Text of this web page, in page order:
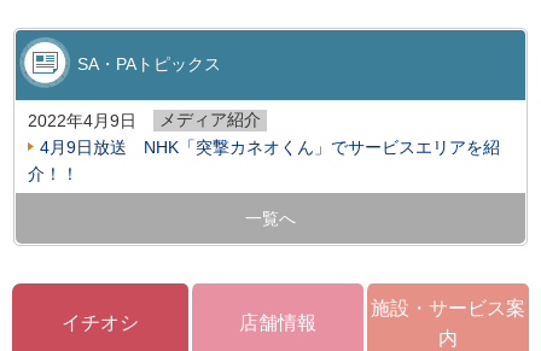
SA・PAトピックス
2022年4月9日
メディア紹介
4月9日放送 NHK「突撃カネオくん」でサービスエリアを紹
介！！
一覧へ
イチオシ 店舗情報
施設・サービス案
内